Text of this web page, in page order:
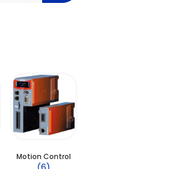
Motion Control